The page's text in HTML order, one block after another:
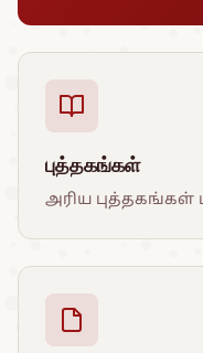
புத்தகங்கள்
அரிய புத்தகங்கள்